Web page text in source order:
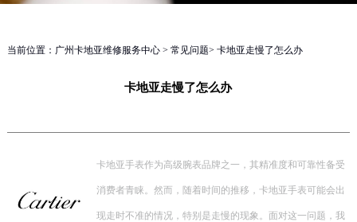
当前位置： 广州卡地亚维修服务中心> 常见问题> 卡地亚走慢了怎么办
卡地亚走慢了怎么办
卡地亚手表作为高级腕表品牌之一，其精准度和可靠性备受
消费者青睐。然而，随着时间的推移，卡地亚手表可能会出
现走时不准的情况，特别是走慢的现象。面对这一问题，我